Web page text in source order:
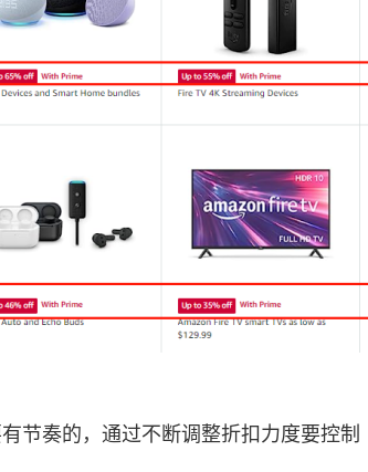
奏的，通过不断调整折扣力度要控制